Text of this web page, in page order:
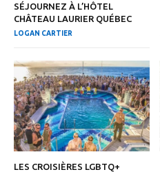
SÉJOURNEZ À L’HÔTEL
CHÂTEAU LAURIER QUÉBEC
LOGAN CARTIER
LES CROISIÈRES LGBTQ+